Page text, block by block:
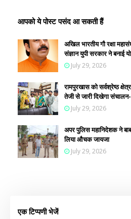
आपको ये पोस्ट पसंद आ सकती हैं
अखिल भारतीय गौ रक्षा
संज्ञान युपी सरकार ने बनाई
July 29, 2026
रामपुरखास को सर्वश्रेष्ठ
तेजी से जारी दिखेगा संचालन-
July 29, 2026
अपर पुलिस महानिदेशक ने
लिया औचक जायजा
July 29, 2026
एक टिप्पणी भेजें